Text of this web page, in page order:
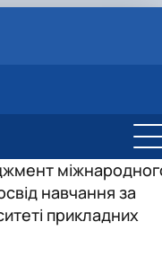
management
Activity
навчання за
прикладних